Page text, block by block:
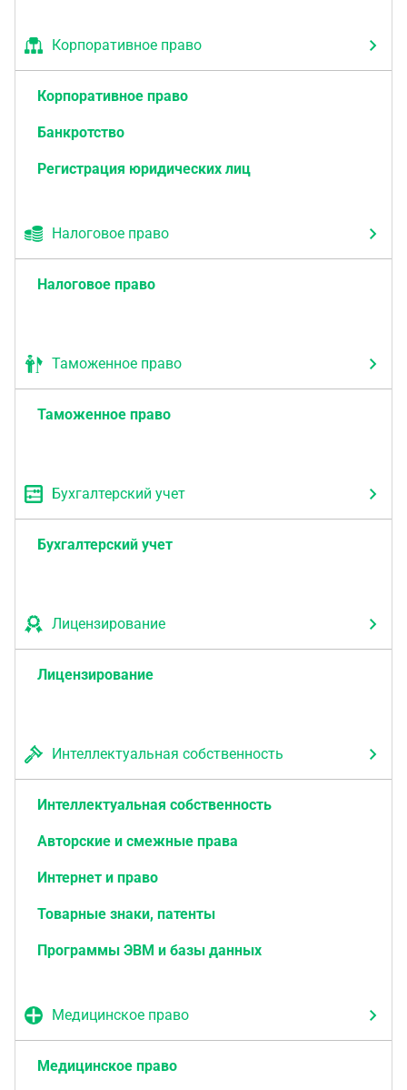
Корпоративное право
Корпоративное право
Банкротство
Регистрация юридических лиц
Налоговое право
Налоговое право
Таможенное право
Таможенное право
Бухгалтерский учет
Бухгалтерский учет
Лицензирование
Лицензирование
Интеллектуальная собственность
Интеллектуальная собственность
Авторские и смежные права
Интернет и право
Товарные знаки, патенты
Программы ЭВМ и базы данных
Медицинское право
Медицинское право